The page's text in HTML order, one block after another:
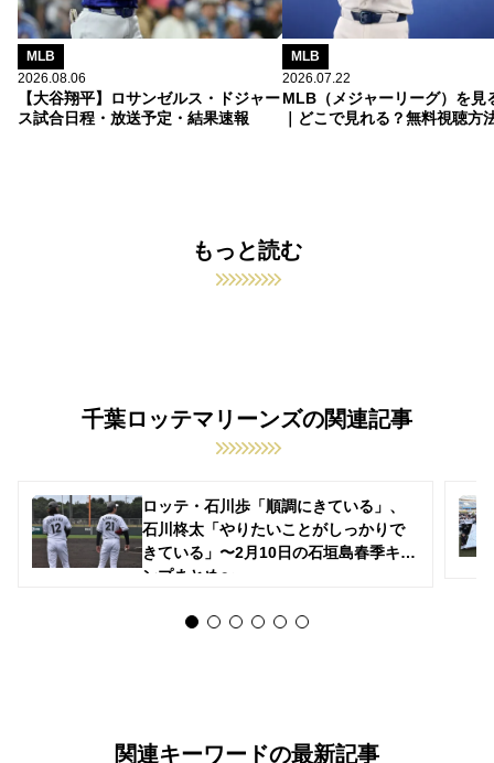
MLB
2026.08.06
【大谷翔平】ロサンゼルス・ドジャー
ス試合日程・放送予定・結果速報
MLB
2026.07.22
MLB（メジャーリーグ）を見
｜どこで見れる？無料視聴方
もっと読む
千葉ロッテマリーンズの関連記事
ロッテ・石川歩「順調にきている」、
石川柊太「やりたいことがしっかりで
きている」〜2月10日の石垣島春季キャ
ンプまとめ〜
関連キーワードの最新記事